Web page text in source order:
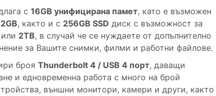
с 16GB унифицирана памет, като е възможен
, както и с 256GB SSD диск с възможност за
или 2TB, в случай че се нуждаете от допълнително
за Вашите снимки, филми и работни файлове.
броя Thunderbolt 4 / USB 4 порт, даващи
и едновременна работа с много на брой
външни монитори, камери и други, както